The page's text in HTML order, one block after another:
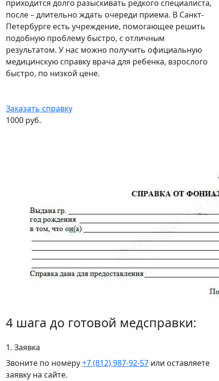
приходится долго разыскивать редкого специалиста,
после – длительно ждать очереди приема. В Санкт-
Петербурге есть учреждение, помогающее решить
подобную проблему быстро, с отличным
результатом. У нас можно получить официальную
медицинскую справку врача для ребенка, взрослого
быстро, по низкой цене.
Заказать справку
1000 руб.
4 шага до готовой медсправки:
1. Заявка
Звоните по номеру+7 (812) 987-92-57 или оставляете
заявку на сайте.